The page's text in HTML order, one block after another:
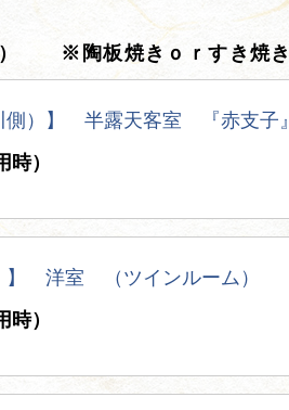
） ※陶板焼きｏｒすき焼き
】 半露天客室 『赤支子』
）
室 （ツインルーム）
）